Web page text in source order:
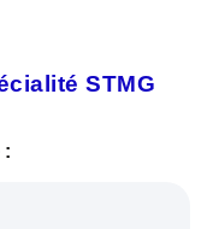
STMG
: